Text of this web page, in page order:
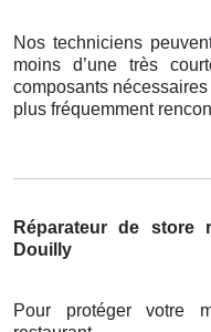
Nos techniciens
moins d’une très
composants
plus fréquemment
Réparateur de store
Douilly
Pour protéger votre